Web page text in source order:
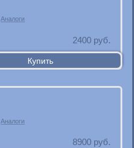
Аналоги
2400 руб.
Аналоги
8900 руб.